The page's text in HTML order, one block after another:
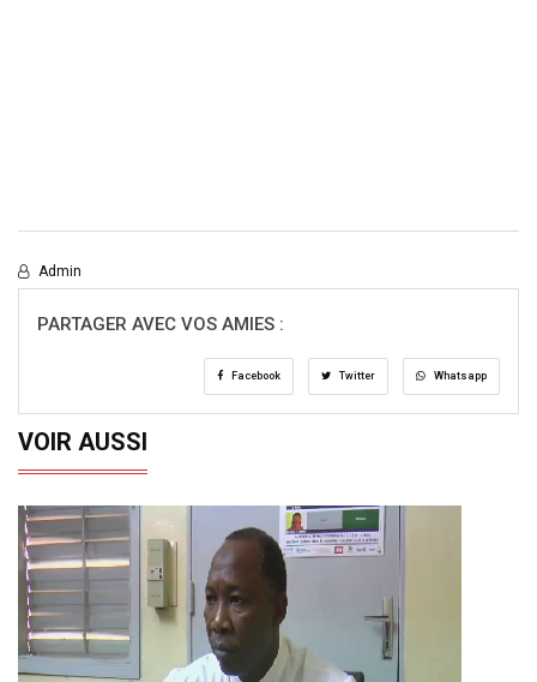
Admin
PARTAGER AVEC VOS AMIES :
Facebook Twitter Whatsapp
VOIR AUSSI